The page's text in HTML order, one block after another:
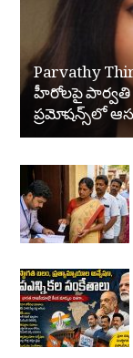
Parvathy
హీరోలపై పార్వతి
ప్రమోషన్స్‌లో